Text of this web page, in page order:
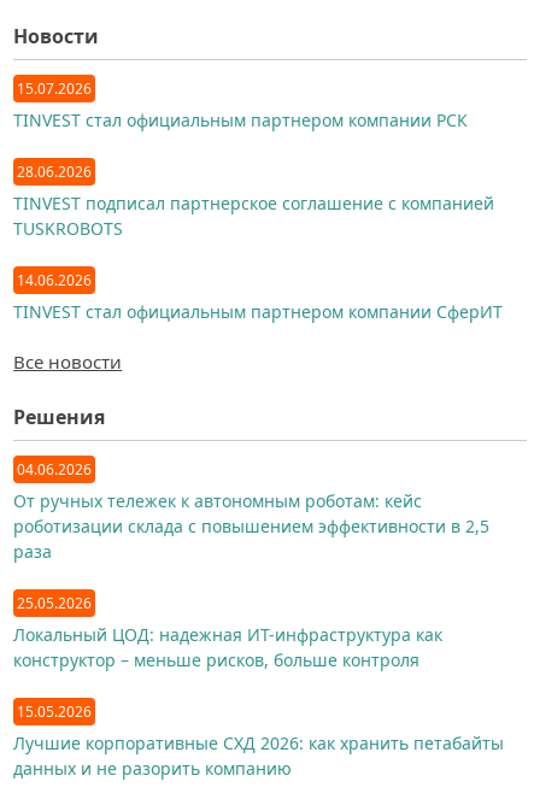
Новости
15.07.2026
TINVEST стал официальным партнером компании РСК
28.06.2026
TINVEST подписал партнерское соглашение с компанией
TUSKROBOTS
14.06.2026
TINVEST стал официальным партнером компании СферИТ
Все новости
Решения
04.06.2026
От ручных тележек к автономным роботам: кейс
роботизации склада с повышением эффективности в 2,5
раза
25.05.2026
Локальный ЦОД: надежная ИТ-инфраструктура как
конструктор – меньше рисков, больше контроля
15.05.2026
Лучшие корпоративные СХД 2026: как хранить петабайты
данных и не разорить компанию